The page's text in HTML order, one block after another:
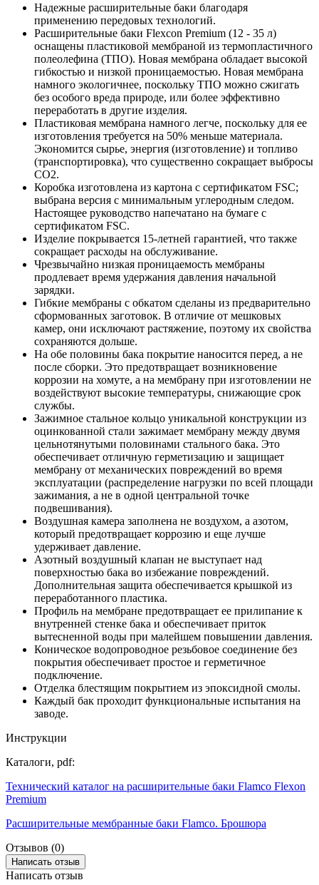
Надежные расширительные баки благодаря
применению передовых технологий.
Расширительные баки Flexcon Premium (12 - 35 л)
оснащены пластиковой мембраной из термопластичного
полеолефина (TПO). Новая мембрана обладает высокой
гибкостью и низкой проницаемостью. Новая мембрана
намного экологичнее, поскольку ТПО можно сжигать
без особого вреда природе, или более эффективно
переработать в другие изделия.
Пластиковая мембрана намного легче, поскольку для ее
изготовления требуется на 50% меньше материала.
Экономится сырье, энергия (изготовление) и топливо
(транспортировка), что существенно сокращает выбросы
CO2.
Коробка изготовлена из картона с сертификатом FSC;
выбрана версия с минимальным углеродным следом.
Настоящее руководство напечатано на бумаге с
сертификатом FSC.
Изделие покрывается 15-летней гарантией, что также
сокращает расходы на обслуживание.
Чрезвычайно низкая проницаемость мембраны
продлевает время удержания давления начальной
зарядки.
Гибкие мембраны с обкатом сделаны из предварительно
сформованных заготовок. В отличие от мешковых
камер, они исключают растяжение, поэтому их свойства
сохраняются дольше.
На обе половины бака покрытие наносится перед, а не
после сборки. Это предотвращает возникновение
коррозии на хомуте, а на мембрану при изготовлении не
воздействуют высокие температуры, снижающие срок
службы.
Зажимное стальное кольцо уникальной конструкции из
оцинкованной стали зажимает мембрану между двумя
цельнотянутыми половинами стального бака. Это
обеспечивает отличную герметизацию и защищает
мембрану от механических повреждений во время
эксплуатации (распределение нагрузки по всей площади
зажимания, а не в одной центральной точке
подвешивания).
Воздушная камера заполнена не воздухом, а азотом,
который предотвращает коррозию и еще лучше
удерживает давление.
Азотный воздушный клапан не выступает над
поверхностью бака во избежание повреждений.
Дополнительная защита обеспечивается крышкой из
переработанного пластика.
Профиль на мембране предотвращает ее прилипание к
внутренней стенке бака и обеспечивает приток
вытесненной воды при малейшем повышении давления.
Коническое водопроводное резьбовое соединение без
покрытия обеспечивает простое и герметичное
подключение.
Отделка блестящим покрытием из эпоксидной смолы.
Каждый бак проходит функциональные испытания на
заводе.
Инструкции
Каталоги, pdf:
Технический каталог на расширительные баки Flamco Flexon
Premium
Расширительные мембранные баки Flamco. Брошюра
Отзывов (0)
Написать отзыв
Написать отзыв